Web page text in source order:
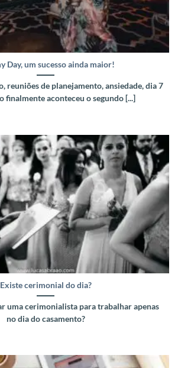
Day, um sucesso ainda maior!
reuniões de planejamento, ansiedade, dia 7
finalmente aconteceu o segundo [...]
Existe cerimonial do dia?
uma cerimonialista para trabalhar apenas
no dia do casamento?